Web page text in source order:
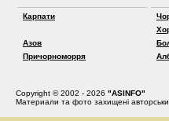
Карпати
Азов
Причорноморря
Copyright © 2002 - 2026 "ASINFO"
Материали та фото захищені